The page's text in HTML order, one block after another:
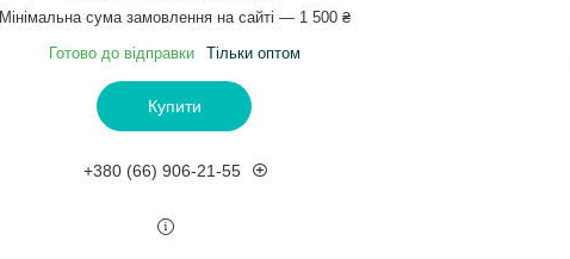
Мінімальна сума замовлення на сайті — 1 500 ₴
Готово до відправки
Тільки оптом
Купити
+380 (66) 906-21-55